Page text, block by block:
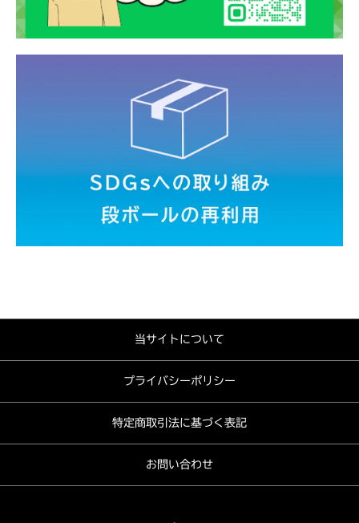
当サイトについて
プライバシーポリシー
特定商取引法に基づく表記
お問い合わせ